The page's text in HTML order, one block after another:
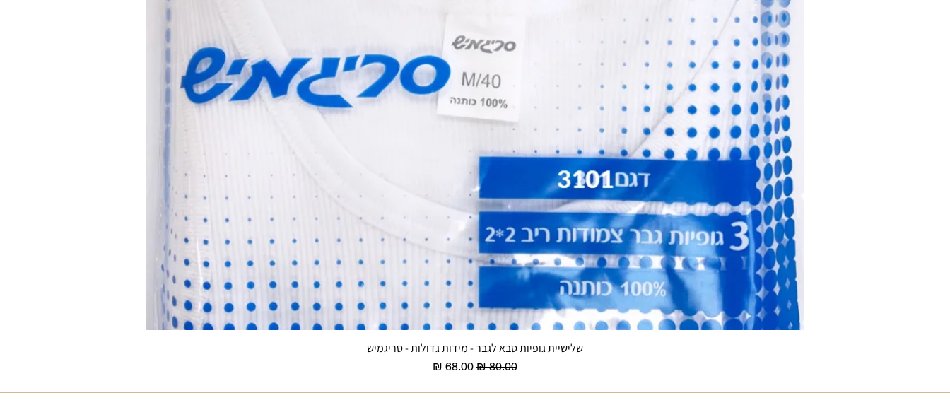
תצוגה מהירה
שלישיית גופיות סבא לגבר - מידות גדולות - סריגמיש
מחיר רגילמחיר מבצע